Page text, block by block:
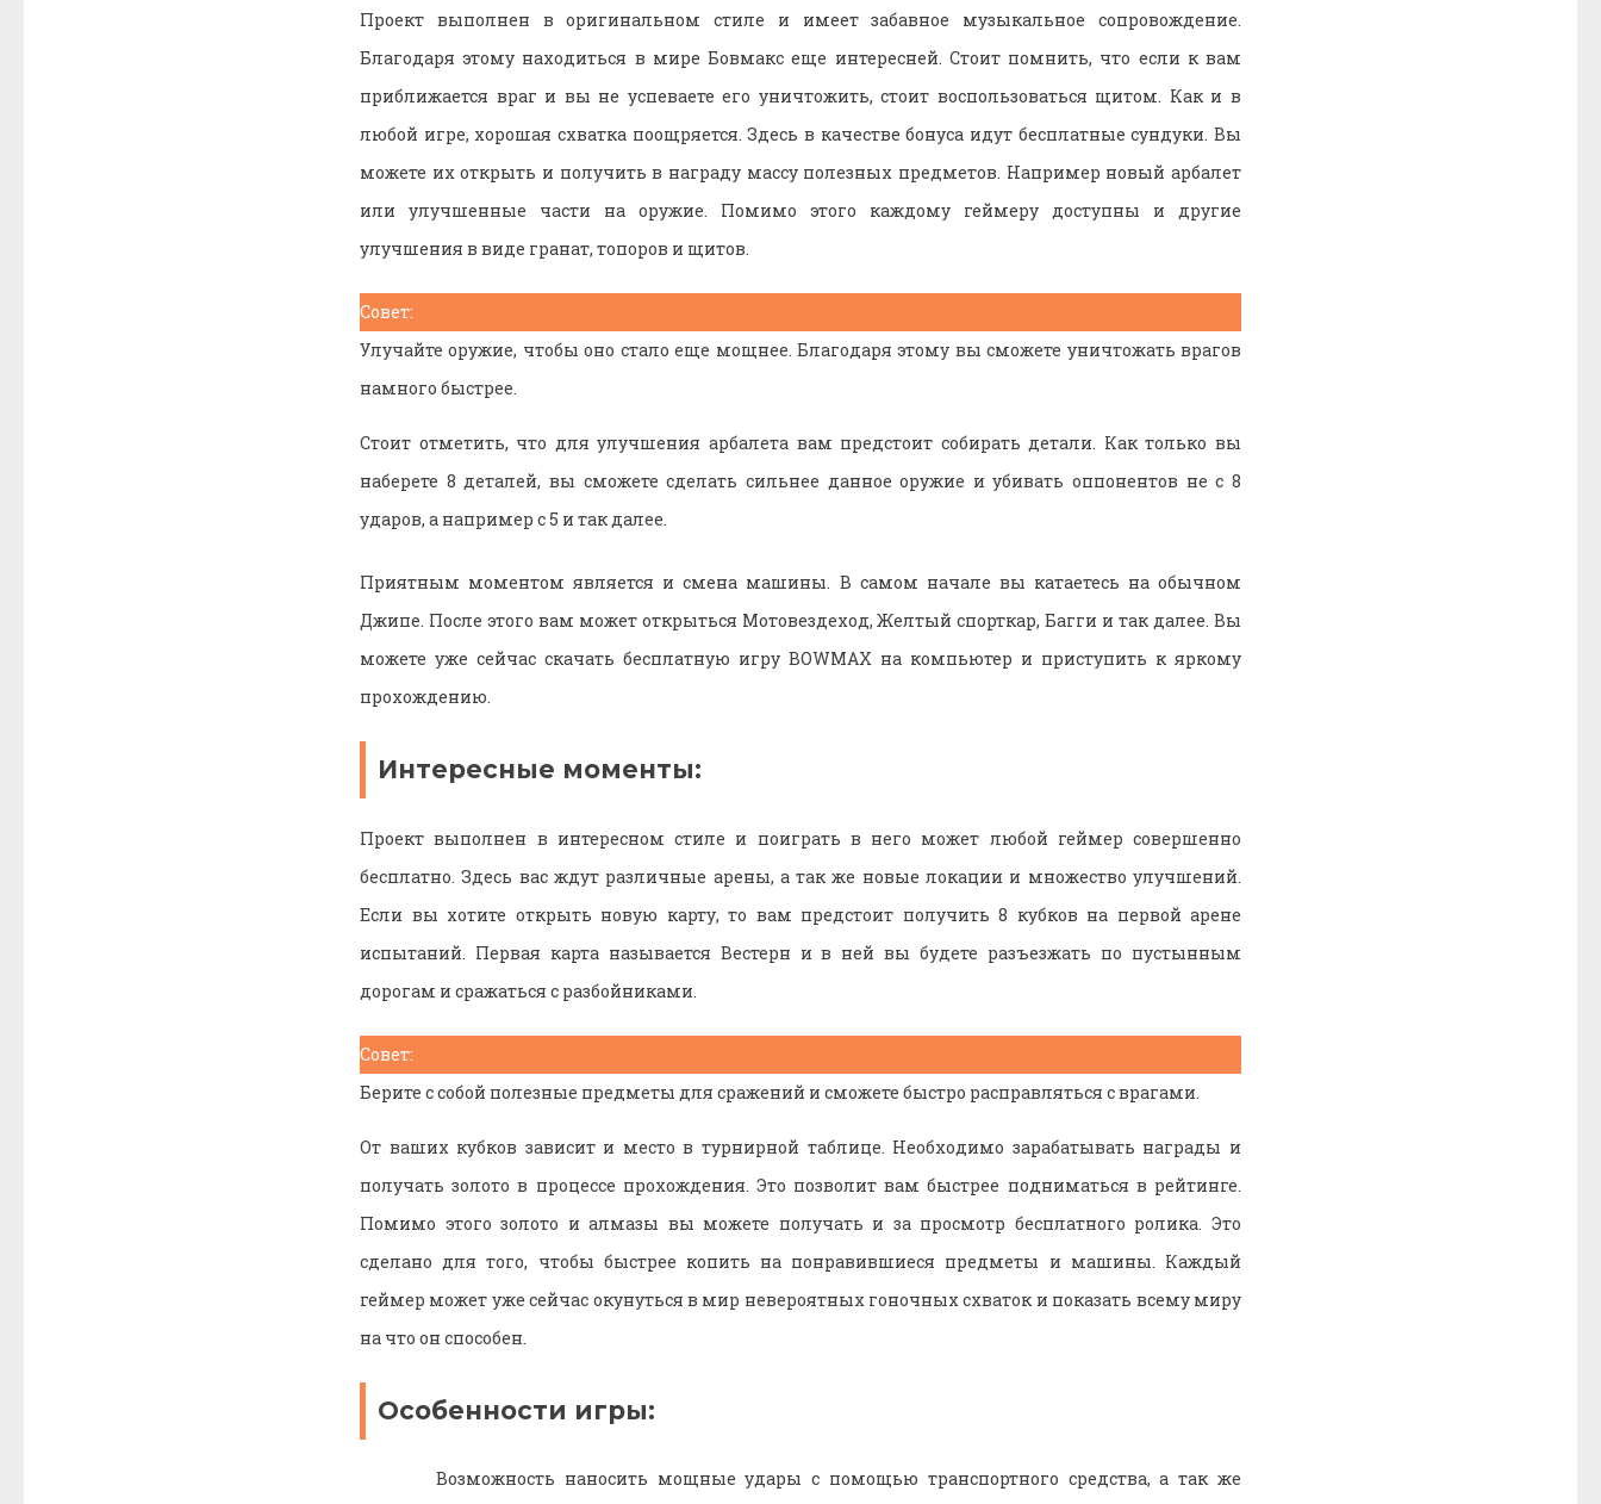
Проект выполнен в оригинальном стиле и имеет забавное музыкальное сопровождение.
Благодаря этому находиться в мире Бовмакс еще интересней. Стоит помнить, что если к вам
приближается враг и вы не успеваете его уничтожить, стоит воспользоваться щитом. Как и в
любой игре, хорошая схватка поощряется. Здесь в качестве бонуса идут бесплатные сундуки. Вы
можете их открыть и получить в награду массу полезных предметов. Например новый арбалет
или улучшенные части на оружие. Помимо этого каждому геймеру доступны и другие
улучшения в виде гранат, топоров и щитов.
Совет:
Улучайте оружие, чтобы оно стало еще мощнее. Благодаря этому вы сможете уничтожать врагов
намного быстрее.
Стоит отметить, что для улучшения арбалета вам предстоит собирать детали. Как только вы
наберете 8 деталей, вы сможете сделать сильнее данное оружие и убивать оппонентов не с 8
ударов, а например с 5 и так далее.
Приятным моментом является и смена машины. В самом начале вы катаетесь на обычном
Джипе. После этого вам может открыться Мотовездеход, Желтый спорткар, Багги и так далее. Вы
можете уже сейчас скачать бесплатную игру BOWMAX на компьютер и приступить к яркому
прохождению.
Интересные моменты:
Проект выполнен в интересном стиле и поиграть в него может любой геймер совершенно
бесплатно. Здесь вас ждут различные арены, а так же новые локации и множество улучшений.
Если вы хотите открыть новую карту, то вам предстоит получить 8 кубков на первой арене
испытаний. Первая карта называется Вестерн и в ней вы будете разъезжать по пустынным
дорогам и сражаться с разбойниками.
Совет:
Берите с собой полезные предметы для сражений и сможете быстро расправляться с врагами.
От ваших кубков зависит и место в турнирной таблице. Необходимо зарабатывать награды и
получать золото в процессе прохождения. Это позволит вам быстрее подниматься в рейтинге.
Помимо этого золото и алмазы вы можете получать и за просмотр бесплатного ролика. Это
сделано для того, чтобы быстрее копить на понравившиеся предметы и машины. Каждый
геймер может уже сейчас окунуться в мир невероятных гоночных схваток и показать всему миру
на что он способен.
Особенности игры:
Возможность наносить мощные удары с помощью транспортного средства, а так же